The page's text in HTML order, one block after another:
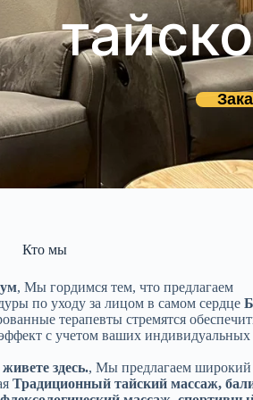
Кто мы
, Мы гордимся тем, что предлагаем
по уходу за лицом в самом сердце
терапевты стремятся
с учетом ваших индивидуальных
здесь., Мы предлагаем широкий
Традиционный тайский массаж,